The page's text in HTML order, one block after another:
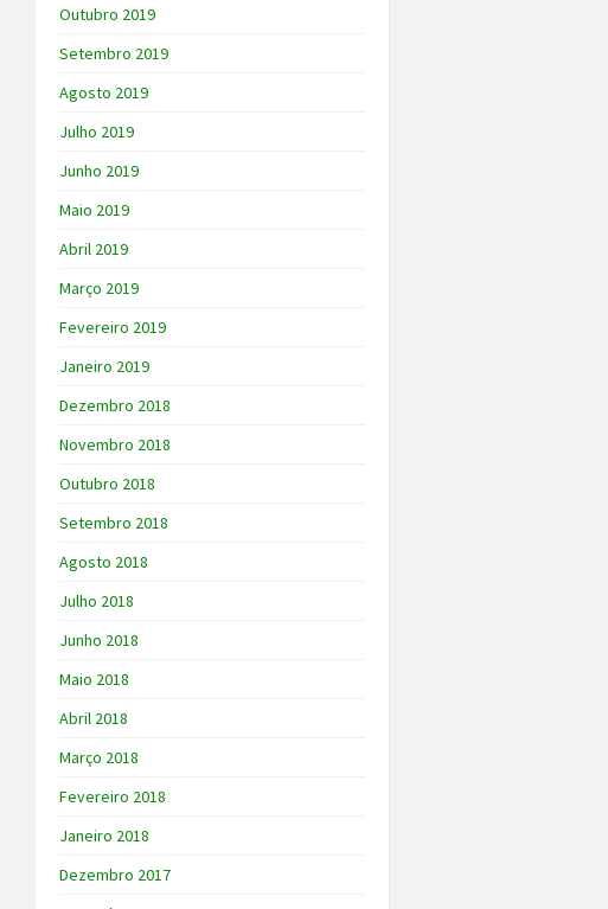
Outubro 2019
Setembro 2019
Agosto 2019
Julho 2019
Junho 2019
Maio 2019
Abril 2019
Março 2019
Fevereiro 2019
Janeiro 2019
Dezembro 2018
Novembro 2018
Outubro 2018
Setembro 2018
Agosto 2018
Julho 2018
Junho 2018
Maio 2018
Abril 2018
Março 2018
Fevereiro 2018
Janeiro 2018
Dezembro 2017